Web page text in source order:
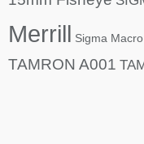
Merrill Sigma
TAMRON A001